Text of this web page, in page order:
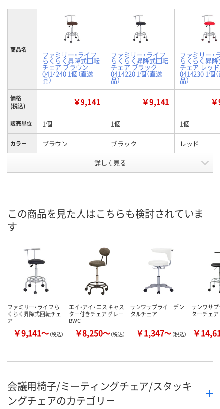
商品名
ファミリー・ライフ
らくらく昇降式回転
チェア ブラウン
0414240 1個（直送
品）
ファミリー・ライフ
らくらく昇降式回転
チェア ブラック
0414220 1個（直送
品）
ファミリー・
らくらく昇
チェア レッド
0414230 1個
品）
価格
(税込)
￥9,141 ￥9,141
販売単位 1個 1個 1個
カラー ブラウン ブラック レッド
HN82284 HN82283
8月21日（金）まで
カゴへ カ
詳しく見る
この商品を見た人はこちらも検討されていま
す
ファミリー・ライフ ら
くらく昇降式回転チェ
ア
￥9,141～（税込）
エイ・アイ・エス キャス
ター付きチェア グレー
BWC
￥8,250～（税込）
サンワサプライ デン
タルチェア
￥1,347～（税込）
サンワサ
ターチェア
￥
会議用椅子/ミーティングチェア/スタッキ
ングチェアのカテゴリー